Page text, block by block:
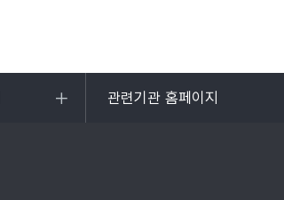
관련기관 홈페이지
목록